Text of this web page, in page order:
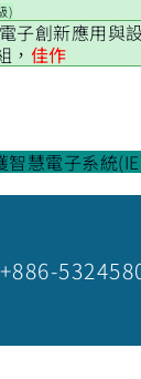
)
子創新應用與
， 佳作
智慧電子系統